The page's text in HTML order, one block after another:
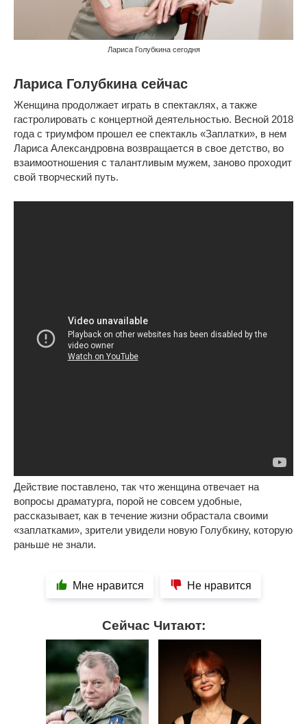
Лариса Голубкина сегодня
Лариса Голубкина сейчас
Женщина продолжает играть в спектаклях, а также
гастролировать с концертной деятельностью. Весной 2018
года с триумфом прошел ее спектакль «Заплатки», в нем
Лариса Александровна возвращается в свое детство, во
взаимоотношения с талантливым мужем, заново проходит
свой творческий путь.
Действие поставлено, так что женщина отвечает на
вопросы драматурга, порой не совсем удобные,
рассказывает, как в течение жизни обрастала своими
«заплатками», зрители увидели новую Голубкину, которую
раньше не знали.
Мне нравится Не нравится
Сейчас Читают: